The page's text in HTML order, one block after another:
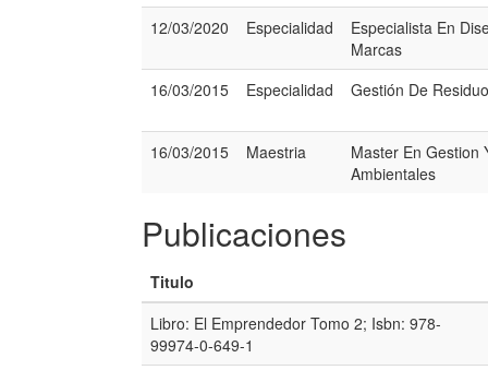
12/03/2020 Especialidad
Especialista En
Marcas
16/03/2015
Especialidad Gestión De
16/03/2015 Maestria
Master En Gestion
Ambientales
Publicaciones
Titulo
Libro: El Emprendedor Tomo 2; Isbn: 978-
99974-0-649-1